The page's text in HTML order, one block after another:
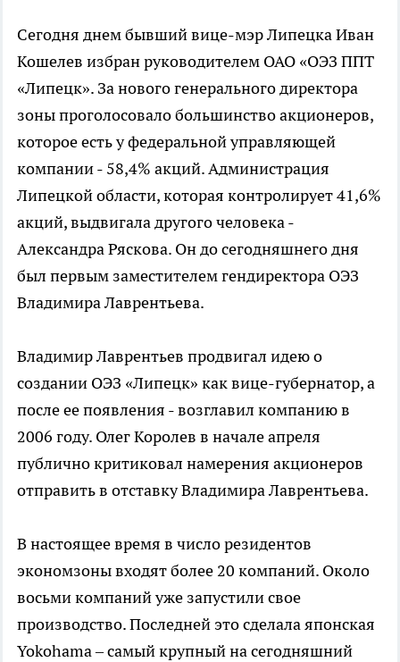
Сегодня днем бывший вице-мэр Липецка Иван
Кошелев избран руководителем ОАО «ОЭЗ ППТ
«Липецк». За нового генерального директора
зоны проголосовало большинство акционеров,
которое есть у федеральной управляющей
компании - 58,4% акций. Администрация
Липецкой области, которая контролирует 41,6%
акций, выдвигала другого человека -
Александра Ряскова. Он до сегодняшнего дня
был первым заместителем гендиректора ОЭЗ
Владимира Лаврентьева.
Владимир Лаврентьев продвигал идею о
создании ОЭЗ «Липецк» как вице-губернатор, а
после ее появления - возглавил компанию в
2006 году. Олег Королев в начале апреля
публично критиковал намерения акционеров
отправить в отставку Владимира Лаврентьева.
В настоящее время в число резидентов
экономзоны входят более 20 компаний. Около
восьми компаний уже запустили свое
производство. Последней это сделала японская
Yokohama – самый крупный на сегодняшний